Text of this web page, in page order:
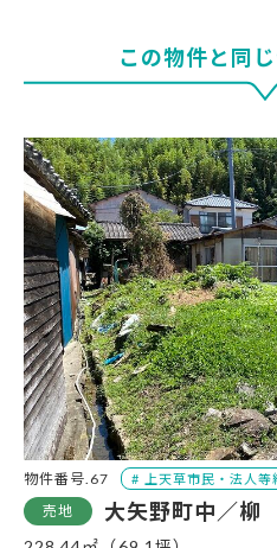
この物件と同
物件番号.67
大矢野町中／柳